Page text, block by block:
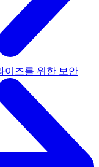
이즈를 위한 보안